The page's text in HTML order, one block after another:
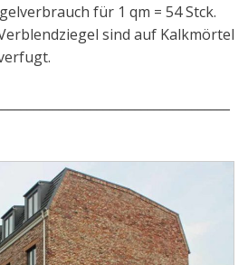
für 1 qm = 54 Stck.
sind auf Kalkmörtel